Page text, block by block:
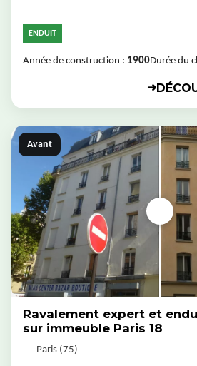
ENDUIT
Année de construction : 1900Durée du
➜
Avant
Ravalement expert et
sur immeuble Paris 18
Paris (75)